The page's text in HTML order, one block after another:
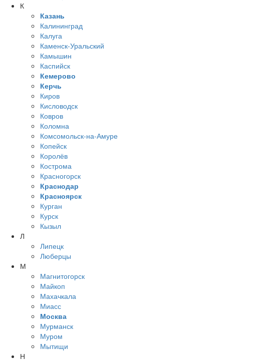
К
Казань
Калининград
Калуга
Каменск-Уральский
Камышин
Каспийск
Кемерово
Керчь
Киров
Кисловодск
Ковров
Коломна
Комсомольск-на-Амуре
Копейск
Королёв
Кострома
Красногорск
Краснодар
Красноярск
Курган
Курск
Кызыл
Л
Липецк
Люберцы
М
Магнитогорск
Майкоп
Махачкала
Миасс
Москва
Мурманск
Муром
Мытищи
Н